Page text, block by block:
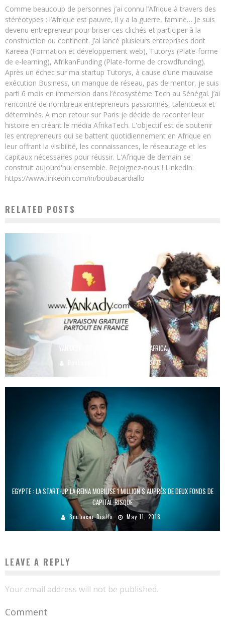
Comme beaucoup de personnes j’ai connu l’Afrique à travers des
stéréotypes : l’Afrique est pauvre, il y a la guerre, famine… Je suis
devenu entrepreneur pour briser ces clichés et participer à la
construction du continent. J’ai lancé plusieurs entreprises dont
Kareea (Formation et développement web), Tutorys (Plate-forme
de e-learning), AfrikanFunding (Plate-forme de crowdfunding).
Après un échec sur ma startup Tutorys, à cause d’une mauvaise
exécution Business, un manque de réseau, pas de mentor, je suis
parti 6 mois en immersion dans l’écosystème Tech au Sénégal. J’ai
rencontré de nombreux entrepreneurs passionnés, talentueux et
déterminés. A mon retour sur Paris je décide de raconter leur
histoire en créant le média AfrikaTech. L'objectif est de soutenir
les entrepreneurs qui se battent quotidiennement en Afrique en
leur offrant la visibilité, les connaissances, le réseautage et les
capitaux nécessaires pour réussir. L'Afrique de demain se
construit aujourd'hui ensemble. Rejoignez-nous ! LinkedIn:
https://www.linkedin.com/in/boubacardiallo
RELATED POSTS
YANKADY : PROMOUVOIR LE MADE IN AFRICA
June 18, 2019
EGYPTE : LA START-UP LA REINA MOBILISE 1 MILLION $ AUPRÈS DE DEUX FONDS DE
CAPITAL-RISQUE
Boubacar Diallo May 11, 2018
LEAVE A REPLY
Your email address will not be published.
Comment